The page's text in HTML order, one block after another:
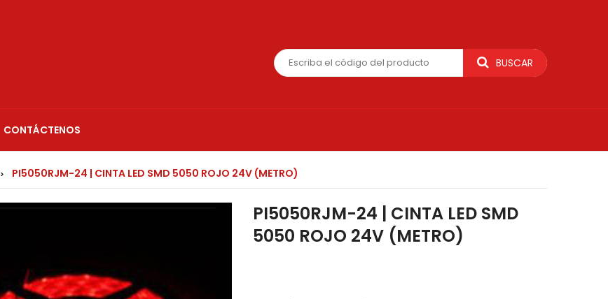
BUSCAR
CONTÁCTENOS
> PI5050RJM-24 | CINTA LED SMD 5050 ROJO 24V (METRO)
PI5050RJM-24 | CINTA LED SMD
5050 ROJO 24V (METRO)